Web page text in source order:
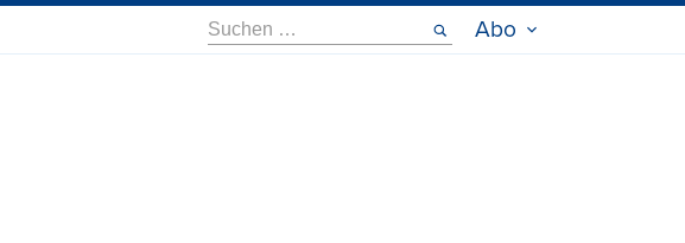
Suche
nach:
Abo